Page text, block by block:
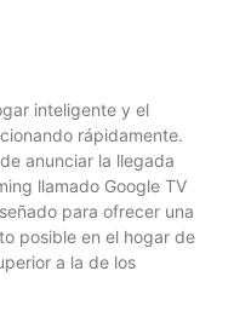
inteligente y el
rápidamente.
anunciar la llegada
llamado Google TV
para ofrecer una
posible en el hogar de
a la de los